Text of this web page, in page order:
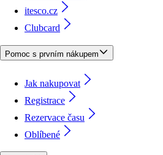
itesco.cz
Clubcard
Pomoc s prvním nákupem
Jak nakupovat
Registrace
Rezervace času
Oblíbené